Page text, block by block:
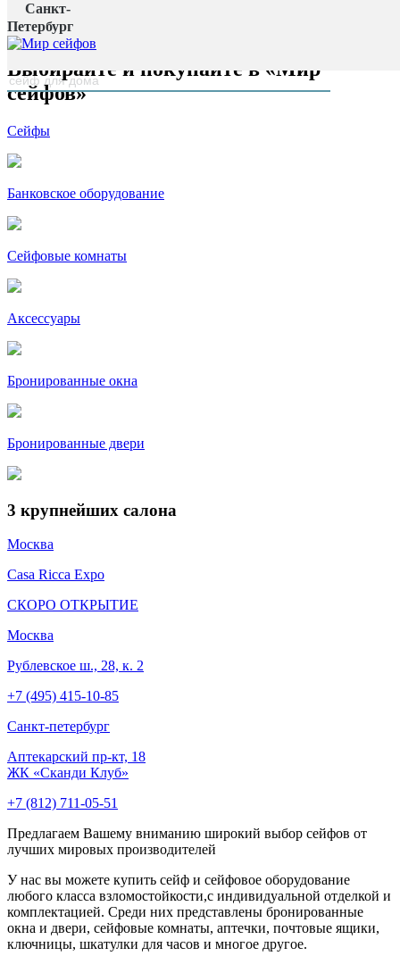
Санкт-
Петербург
Главная страница
наверх
Выбирайте и покупайте в «Мир
сейфов»
Сейфы
Банковское оборудование
Сейфовые комнаты
Аксессуары
Бронированные окна
Бронированные двери
3 крупнейших салона
Москва
Casa Ricca Expo
СКОРО ОТКРЫТИЕ
Москва
Рублевское ш., 28, к. 2
+7 (495) 415-10-85
Cанкт-петербург
Аптекарский пр-кт, 18
ЖК «Сканди Клуб»
+7 (812) 711-05-51
Предлагаем Вашему вниманию широкий выбор сейфов от
лучших мировых производителей
У нас вы можете купить сейф и сейфовое оборудование
любого класса взломостойкости,с индивидуальной отделкой и
комплектацией. Среди них представлены бронированные
окна и двери, сейфовые комнаты, аптечки, почтовые ящики,
ключницы, шкатулки для часов и многое другое.